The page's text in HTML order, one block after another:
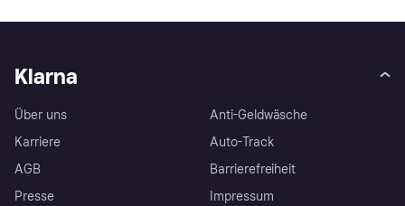
Klarna
Über uns
Karriere
AGB
Presse
Anti-Geldwäsche
Auto-Track
Barrierefreiheit
Impressum